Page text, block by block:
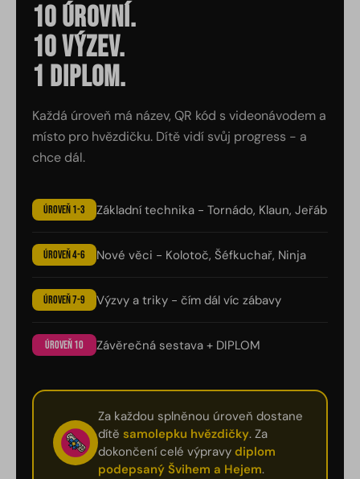
10 úrovní.
10 výzev.
1 diplom.
Každá úroveň má název, QR kód s videonávodem a
místo pro hvězdičku. Dítě vidí svůj progress - a
chce dál.
Úroveň 1-3 Základní technika - Tornádo, Klaun, Jeřáb
Úroveň 4-6 Nové věci - Kolotoč, Šéfkuchař, Ninja
Úroveň 7-9 Výzvy a triky - čím dál víc zábavy
Úroveň 10 Závěrečná sestava + DIPLOM
Za každou splněnou úroveň dostane
dítě samolepku hvězdičky. Za
dokončení celé výpravy diplom
podepsaný Švihem a Hejem.